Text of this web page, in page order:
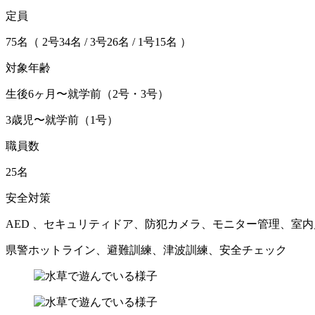
定員
75名（ 2号34名 / 3号26名 / 1号15名 ）
対象年齢
生後6ヶ月〜就学前（2号・3号）
3歳児〜就学前（1号）
職員数
25名
安全対策
AED 、セキュリティドア、防犯カメラ、モニター管理、室
県警ホットライン、避難訓練、津波訓練、安全チェック